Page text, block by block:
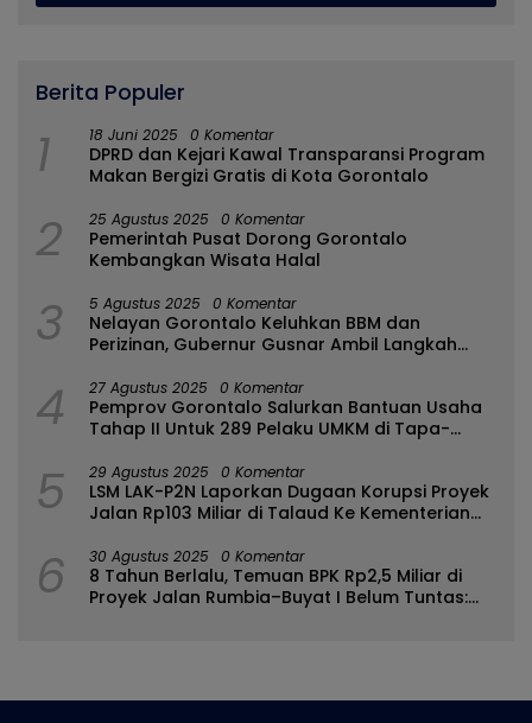
Berita Populer
1 18 Juni 2025 0 Komentar
DPRD dan Kejari Kawal Transparansi Program
Makan Bergizi Gratis di Kota Gorontalo
2 25 Agustus 2025 0 Komentar
Pemerintah Pusat Dorong Gorontalo
Kembangkan Wisata Halal
3 5 Agustus 2025 0 Komentar
Nelayan Gorontalo Keluhkan BBM dan
Perizinan, Gubernur Gusnar Ambil Langkah
4 27 Agustus 2025 0 Komentar
Pemprov Gorontalo Salurkan Bantuan Usaha
Tahap II Untuk 289 Pelaku UMKM di Tapa-
5 29 Agustus 2025 0 Komentar
LSM LAK-P2N Laporkan Dugaan Korupsi Proyek
Jalan Rp103 Miliar di Talaud Ke Kementerian
6 30 Agustus 2025 0 Komentar
8 Tahun Berlalu, Temuan BPK Rp2,5 Miliar di
Proyek Jalan Rumbia–Buyat I Belum Tuntas: